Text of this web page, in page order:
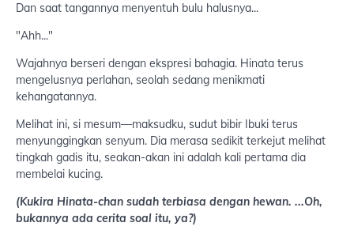
Dan saat tangannya menyentuh bulu halusnya...
"Ahh..."
Wajahnya berseri dengan ekspresi bahagia. Hinata terus
mengelusnya perlahan, seolah sedang menikmati
kehangatannya.
Melihat ini, si mesum—maksudku, sudut bibir Ibuki terus
menyunggingkan senyum. Dia merasa sedikit terkejut melihat
tingkah gadis itu, seakan-akan ini adalah kali pertama dia
membelai kucing.
(Kukira Hinata-chan sudah terbiasa dengan hewan. ...Oh,
bukannya ada cerita soal itu, ya?)